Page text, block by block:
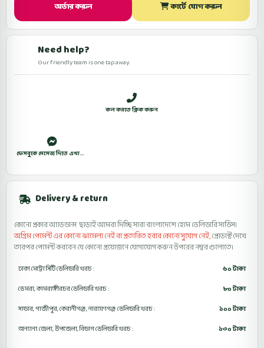
অর্ডার করুন কার্টে যোগ করুন
Need help?
Our friendly team is one tap away.
কল করতে ক্লিক করুন
ফেসবুকে মেসেজ দিতে এখানে ক্লিক করুন।
Delivery & return
কোনো প্রকার অ্যাডভান্স ছাড়াই আমরা দিচ্ছি সারা বাংলাদেশে হোম ডেলিভারি সার্ভিস।
অগ্রিম পেমেন্ট এর কোনো ঝামেলা নেই বা প্রতারিত হবার কোনো সুযোগ নেই,প্রোডাক্ট দেখে
তারপর পেমেন্ট করবেন যে কোনো প্রয়োজনে যোগাযোগ করুন উপরের নম্বর গুলোতে।
ঢাকা মেট্রো সিটি ডেলিভারি খরচ :
৬০ টাকা
ডেমরা, কামরাঙ্গীরচর ডেলিভারি খরচ :
৮০ টাকা
সাভার, গাজীপুর, কেরানীগঞ্জ, নারায়ণগঞ্জ ডেলিভারি খরচ :
১০০ টাকা
অন্যান্য জেলা, উপজেলা, বিভাগ ডেলিভারি খরচ :
১৩০ টাকা